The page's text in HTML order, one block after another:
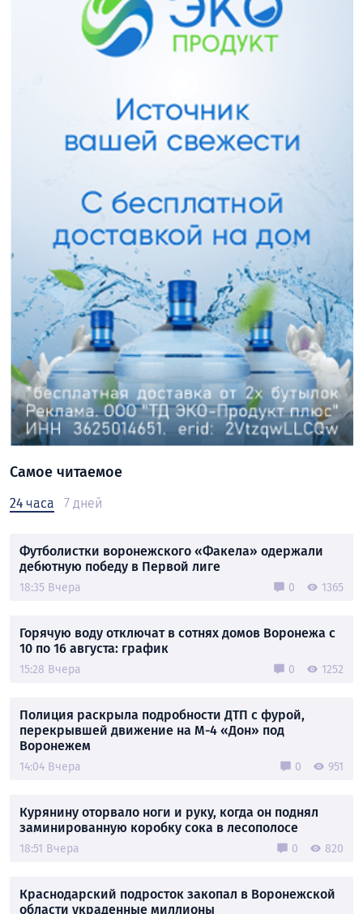
Самое читаемое
24 часа 7 дней
Футболистки воронежского «Факела» одержали
дебютную победу в Первой лиге
18:35 Вчера 0 1365
Горячую воду отключат в сотнях домов Воронежа с
10 по 16 августа: график
15:28 Вчера 0 1252
Полиция раскрыла подробности ДТП с фурой,
перекрывшей движение на М-4 «Дон» под
Воронежем
14:04 Вчера 0 951
Курянину оторвало ноги и руку, когда он поднял
заминированную коробку сока в лесополосе
18:51 Вчера 0 820
Краснодарский подросток закопал в Воронежской
области украденные миллионы